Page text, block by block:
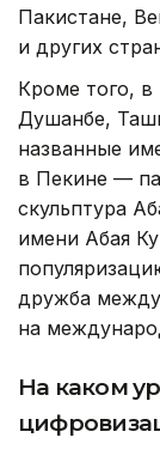
Пакистане,
и других
Кроме того,
Душанбе,
названные
в Пекине —
скульптура
имени Абая
дружба
на
На каком